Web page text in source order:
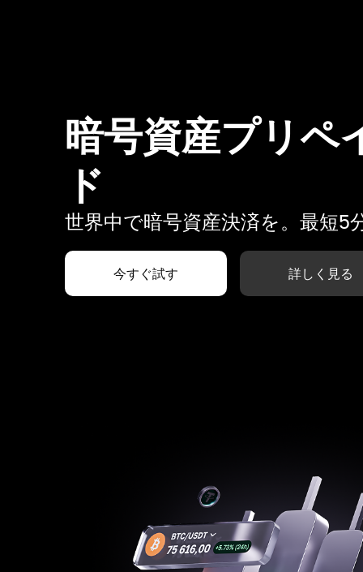
暗号資産プリペ
ド
世界中で暗号資産決済を。最短5
今すぐ試す 詳しく見る